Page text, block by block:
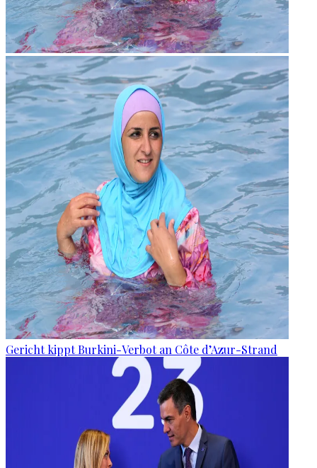
Gericht kippt Burkini-Verbot an Côte d’Azur-Strand